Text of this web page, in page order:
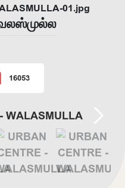
16053